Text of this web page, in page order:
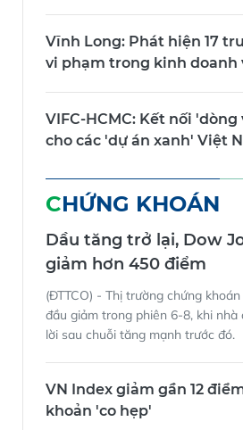
Vĩnh Long: Phát hiện 17
vi phạm trong kinh doanh
VIFC-HCMC: Kết nối 'dòng
cho các 'dự án xanh' Việt
CHỨNG KHOÁN
Dầu tăng trở lại, Dow
giảm hơn 450 điểm
(ĐTTCO) - Thị trường chứng
đầu giảm trong phiên 6-8, khi nhà
lời sau chuỗi tăng mạnh trước đó.
VN Index giảm gần 12
khoản 'co hẹp'